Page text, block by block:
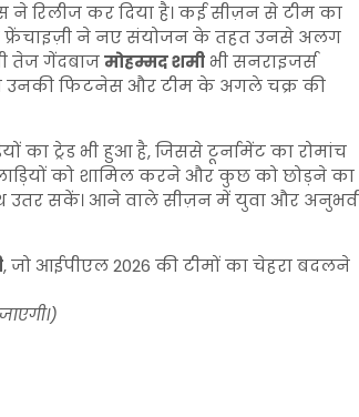
ने रिलीज कर दिया है। कई सीज़न से टीम का
फ्रेंचाइज़ी ने नए संयोजन के तहत उनसे अलग
तेज गेंदबाजमोहम्मद शमी भी सनराइजर्स
उनकी फिटनेस और टीम के अगले चक्र की
ट्रेड भी हुआ है, जिससे टूर्नामेंट का रोमांच
को शामिल करने और कुछ को छोड़ने का
सकें। आने वाले सीज़न में युवा और
, जो आईपीएल 2026 की टीमों का चेहरा बदलने